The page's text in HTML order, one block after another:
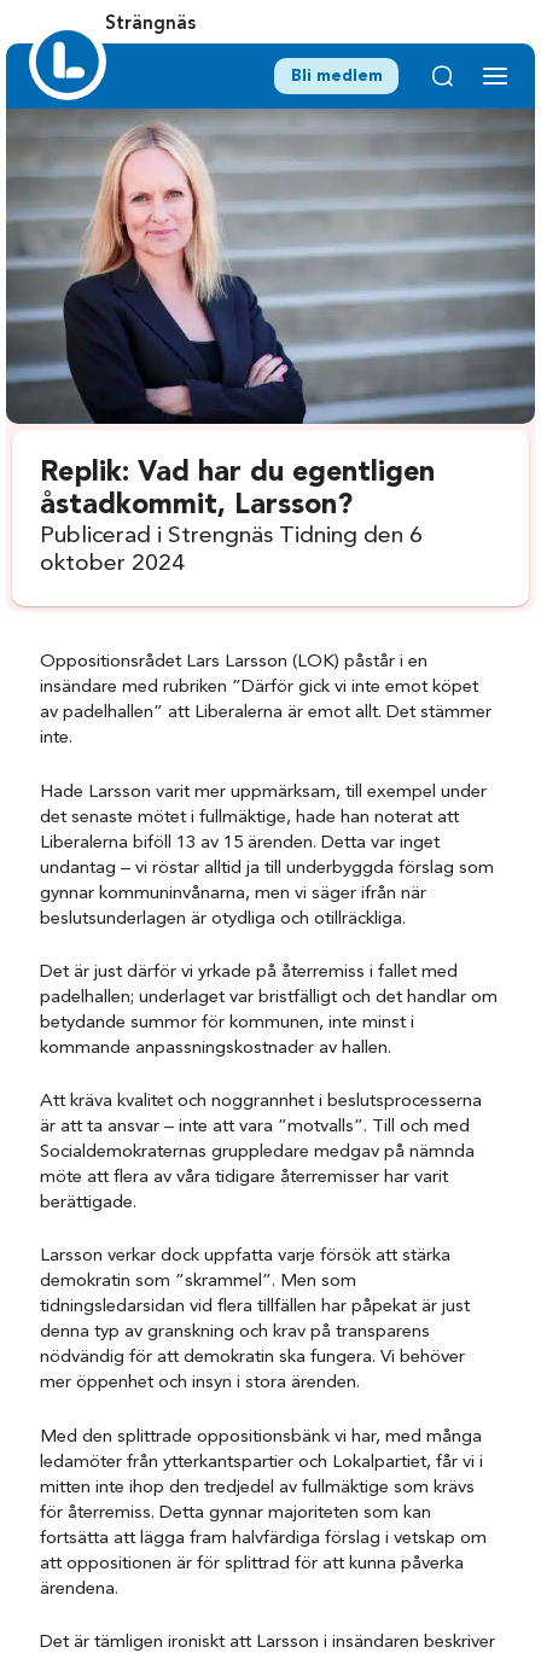
Strängnäs
Bli medlem
Replik: Vad har du egentligen
åstadkommit, Larsson?
Publicerad i Strengnäs Tidning den 6
oktober 2024
Oppositionsrådet Lars Larsson (LOK) påstår i en
insändare med rubriken ”Därför gick vi inte emot köpet
av padelhallen” att Liberalerna är emot allt. Det stämmer
inte.
Hade Larsson varit mer uppmärksam, till exempel under
det senaste mötet i fullmäktige, hade han noterat att
Liberalerna biföll 13 av 15 ärenden. Detta var inget
undantag – vi röstar alltid ja till underbyggda förslag som
gynnar kommuninvånarna, men vi säger ifrån när
beslutsunderlagen är otydliga och otillräckliga.
Det är just därför vi yrkade på återremiss i fallet med
padelhallen; underlaget var bristfälligt och det handlar om
betydande summor för kommunen, inte minst i
kommande anpassningskostnader av hallen.
Att kräva kvalitet och noggrannhet i beslutsprocesserna
är att ta ansvar – inte att vara ”motvalls”. Till och med
Socialdemokraternas gruppledare medgav på nämnda
möte att flera av våra tidigare återremisser har varit
berättigade.
Larsson verkar dock uppfatta varje försök att stärka
demokratin som ”skrammel”. Men som
tidningsledarsidan vid flera tillfällen har påpekat är just
denna typ av granskning och krav på transparens
nödvändig för att demokratin ska fungera. Vi behöver
mer öppenhet och insyn i stora ärenden.
Med den splittrade oppositionsbänk vi har, med många
ledamöter från ytterkantspartier och Lokalpartiet, får vi i
mitten inte ihop den tredjedel av fullmäktige som krävs
för återremiss. Detta gynnar majoriteten som kan
fortsätta att lägga fram halvfärdiga förslag i vetskap om
att oppositionen är för splittrad för att kunna påverka
ärendena.
Det är tämligen ironiskt att Larsson i insändaren beskriver